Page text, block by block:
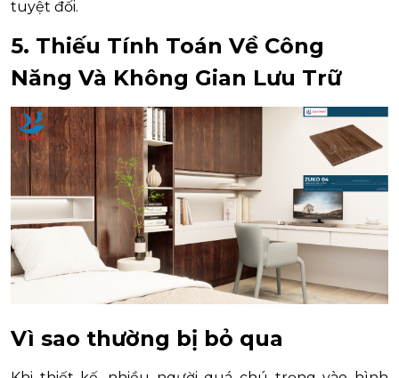
tuyệt đối.
5. Thiếu Tính Toán Về Công
Năng Và Không Gian Lưu Trữ
Vì sao thường bị bỏ qua